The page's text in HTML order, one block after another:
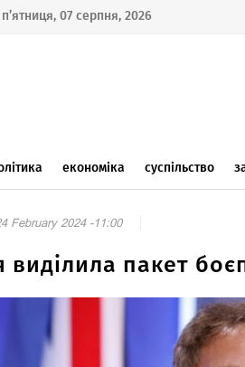
п’ятниця, 07 серпня, 2026
економіка суспільство
February 2024 -11:00
виділила пакет